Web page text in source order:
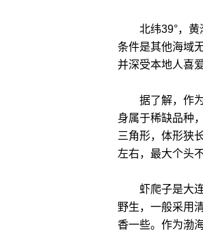
北纬39°，黄渤
条件是其他海域
并深受本地人喜
据了解，作为
身属于稀缺品种
三角形，体形狭
左右，最大个头
虾爬子是大连
野生，一般采用
香一些。作为渤